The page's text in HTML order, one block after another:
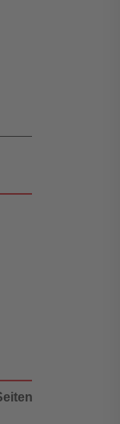
- Digital